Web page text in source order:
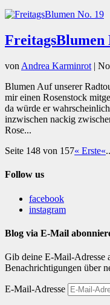
FreitagsBlumen
von Andrea Karminrot |
Blumen Auf unserer
mir einen Rosenstock
da würde er
inzwischen nackig
Rose...
Seite 148 von 157« Erste«
Follow us
facebook
instagram
Blog via E-Mail
Gib deine E-Mail-Adresse
Benachrichtigungen über
E-Mail-Adresse